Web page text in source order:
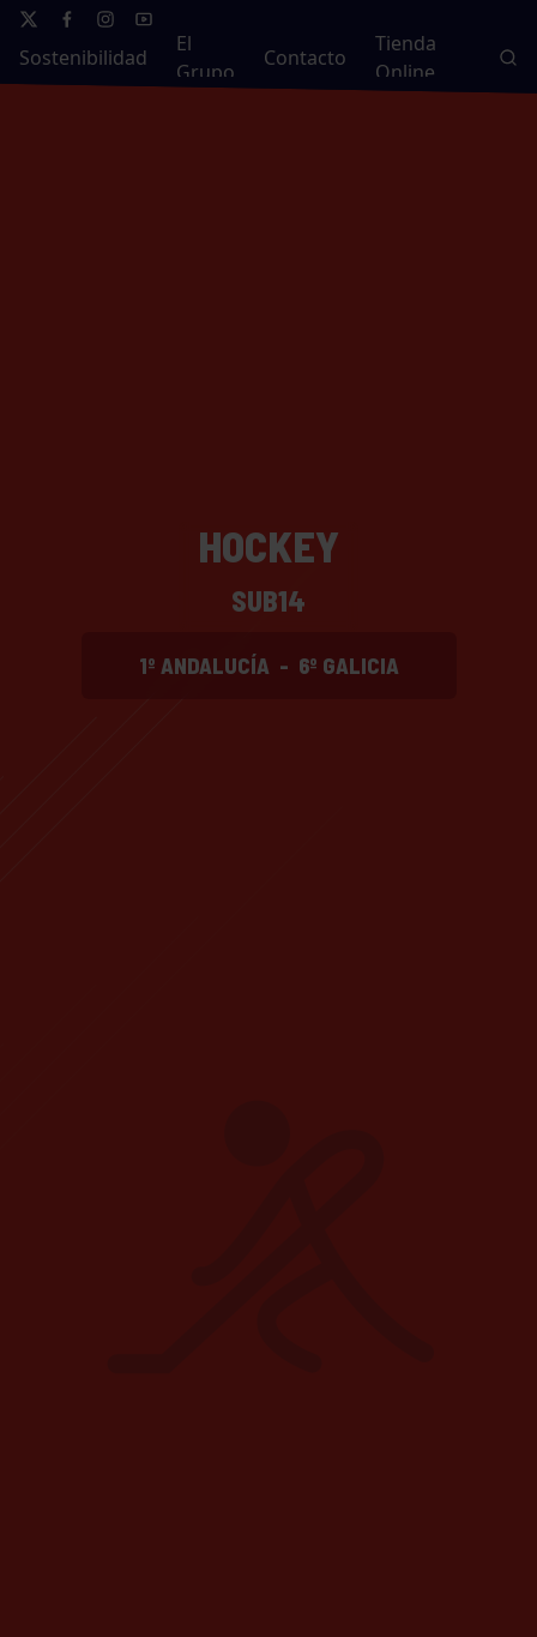
Sostenibilidad
El
Grupo
Contacto
Tienda
Online
HOCKEY
SUB14
1º ANDALUCÍA - 6º GALICIA